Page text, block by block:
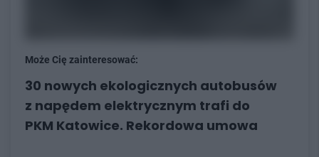
Może Cię zainteresować:
30 nowych ekologicznych autobusów
z napędem elektrycznym trafi do
PKM Katowice. Rekordowa umowa